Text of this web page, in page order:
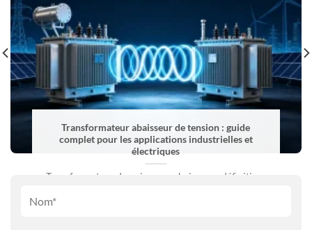
Transformateur abaisseur de tension : guide
complet pour les applications industrielles et
électriques
Transformateur de puissance abaisseur : définition,